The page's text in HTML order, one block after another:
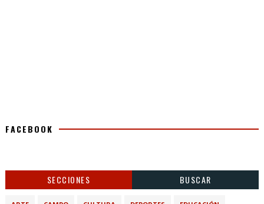
FACEBOOK
SECCIONES BUSCAR